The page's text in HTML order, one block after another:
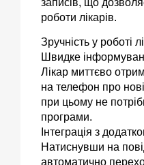
записів, що
роботи лікарів.
Зручність у роботі
Швидке
Лікар миттєво
на телефон про
при цьому не
програми.
Інтеграція з
Натиснувши на
автоматично